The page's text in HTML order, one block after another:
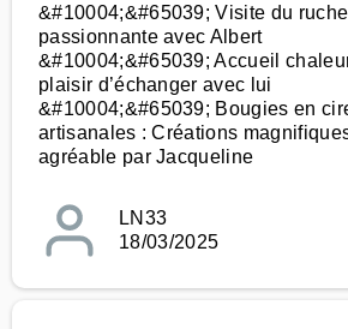
&#10004;&#65039; Visite du
passionnante avec Albert
&#10004;&#65039; Accueil
plaisir d’échanger avec lui
&#10004;&#65039; Bougies en
artisanales : Créations
agréable par Jacqueline
LN33
18/03/2025